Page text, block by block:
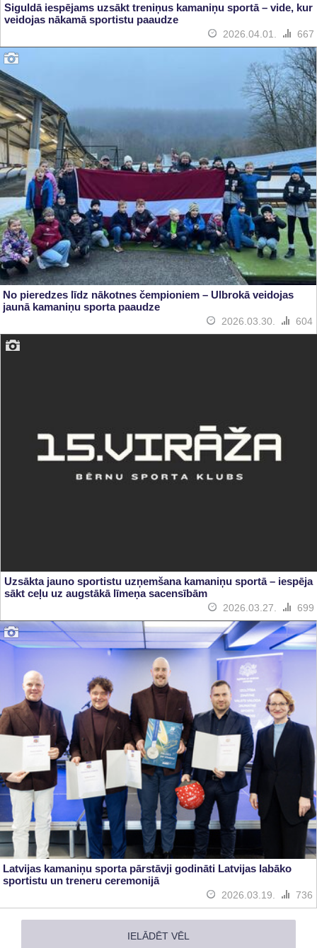
Siguldā iespējams uzsākt treniņus kamaniņu sportā – vide, kur
veidojas nākamā sportistu paaudze
2026.04.01. 667
No pieredzes līdz nākotnes čempioniem – Ulbrokā veidojas
jaunā kamaniņu sporta paaudze
2026.03.30. 604
Uzsākta jauno sportistu uzņemšana kamaniņu sportā – iespēja
sākt ceļu uz augstākā līmeņa sacensībām
2026.03.27. 699
Latvijas kamaniņu sporta pārstāvji godināti Latvijas labāko
sportistu un treneru ceremonijā
2026.03.19. 736
IELĀDĒT VĒL